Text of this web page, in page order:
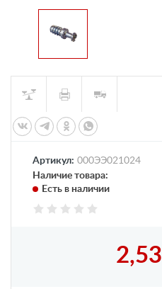
Артикул: 000ЭЭ021024
Наличие товара:
Есть в наличии
2,53